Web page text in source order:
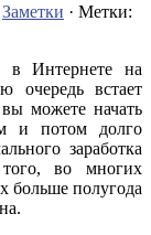
Заметки · Метки:
в Интернете на
очередь встает
можете начать
и потом долго
заработка
во многих
больше полугода